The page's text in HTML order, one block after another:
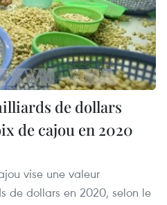
de dollars
de cajou en 2020
vise une valeur
de dollars en 2020, selon le